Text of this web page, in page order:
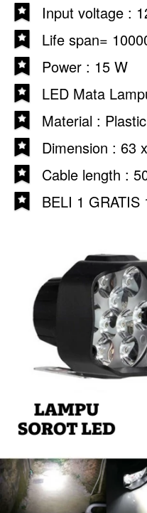
Input voltage :
Life span=
Power : 15 W
LED Mata
Material :
Dimension : 63
Cable length :
BELI 1 GRATIS